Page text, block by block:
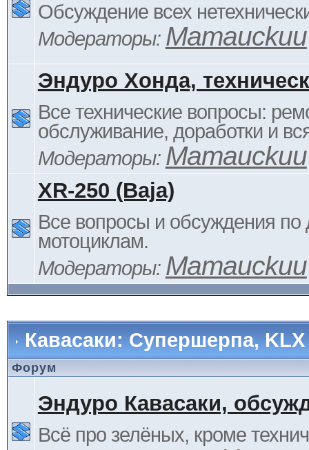
Обсуждение всех
Модераторы: Mamauckuu
Эндуро Хонда,
Все технические вопросы:
обслуживание, доработки и
Модераторы: Mamauckuu
XR-250 (Baja)
Все вопросы и обсуждения
мотоциклам.
Модераторы: Mamauckuu
Кавасаки: Супершерпа,
Форум
Эндуро Кавасаки,
Всё про зелёных, кроме